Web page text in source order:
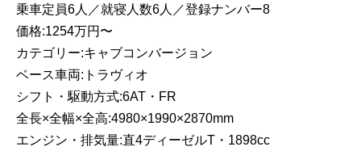
乗車定員6人／就寝人数6人／登録ナンバー8
価格:1254万円〜
カテゴリー:キャブコンバージョン
ベース車両:トラヴィオ
シフト・駆動方式:6AT・FR
全長×全幅×全高:4980×1990×2870mm
エンジン・排気量:直4ディーゼルT・1898cc